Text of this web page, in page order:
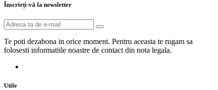
Înscrieți-vă la newsletter
Te poti dezabona in orice moment. Pentru aceasta te rugam sa
folosesti informatiile noastre de contact din nota legala.
Utile